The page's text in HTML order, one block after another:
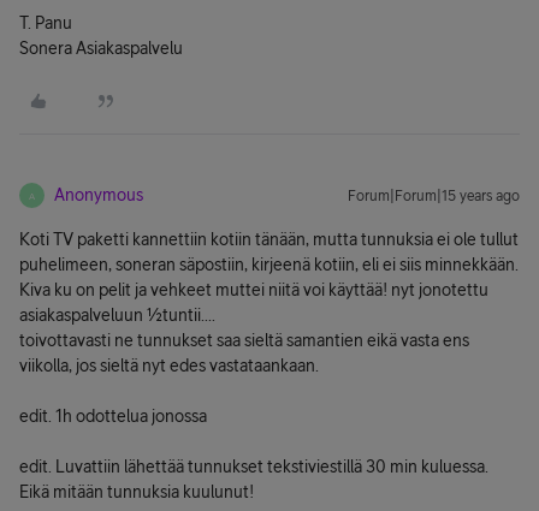
T. Panu
Sonera Asiakaspalvelu
A Anonymous Forum|Forum|15 years ago
Koti TV paketti kannettiin kotiin tänään, mutta tunnuksia ei ole tullut
puhelimeen, soneran säpostiin, kirjeenä kotiin, eli ei siis minnekkään.
Kiva ku on pelit ja vehkeet muttei niitä voi käyttää! nyt jonotettu
asiakaspalveluun ½tuntii....
toivottavasti ne tunnukset saa sieltä samantien eikä vasta ens
viikolla, jos sieltä nyt edes vastataankaan.
edit. 1h odottelua jonossa
edit. Luvattiin lähettää tunnukset tekstiviestillä 30 min kuluessa.
Eikä mitään tunnuksia kuulunut!